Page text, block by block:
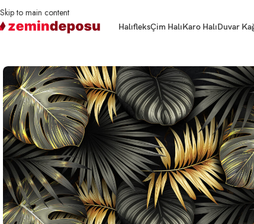
Skip to main content
HalıfleksÇim HalıKaro HalıDuvar